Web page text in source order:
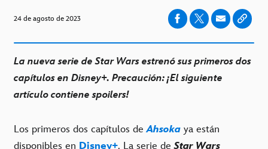
24 de agosto de 2023
La nueva serie de Star Wars estrenó sus primeros dos
capítulos en Disney+. Precaución: ¡El siguiente
artículo contiene spoilers!
Los primeros dos capítulos deAhsoka ya están
disponibles en Disney+. La serie deStar Wars